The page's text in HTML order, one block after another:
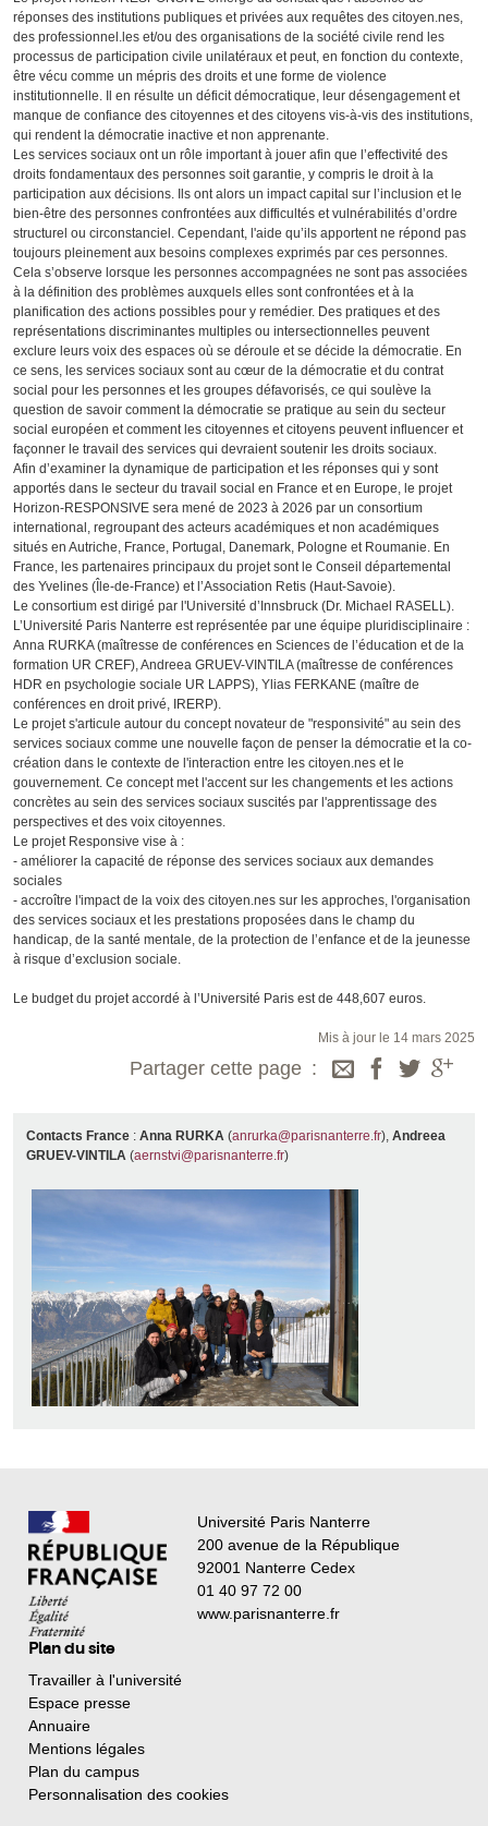
réponses des institutions publiques et privées aux requêtes des citoyen.nes,
des professionnel.les et/ou des organisations de la société civile rend les
processus de participation civile unilatéraux et peut, en fonction du contexte,
être vécu comme un mépris des droits et une forme de violence
institutionnelle. Il en résulte un déficit démocratique, leur désengagement et
manque de confiance des citoyennes et des citoyens vis-à-vis des institutions,
qui rendent la démocratie inactive et non apprenante.
Les services sociaux ont un rôle important à jouer afin que l’effectivité des
droits fondamentaux des personnes soit garantie, y compris le droit à la
participation aux décisions. Ils ont alors un impact capital sur l’inclusion et le
bien-être des personnes confrontées aux difficultés et vulnérabilités d’ordre
structurel ou circonstanciel. Cependant, l'aide qu’ils apportent ne répond pas
toujours pleinement aux besoins complexes exprimés par ces personnes.
Cela s’observe lorsque les personnes accompagnées ne sont pas associées
à la définition des problèmes auxquels elles sont confrontées et à la
planification des actions possibles pour y remédier. Des pratiques et des
représentations discriminantes multiples ou intersectionnelles peuvent
exclure leurs voix des espaces où se déroule et se décide la démocratie. En
ce sens, les services sociaux sont au cœur de la démocratie et du contrat
social pour les personnes et les groupes défavorisés, ce qui soulève la
question de savoir comment la démocratie se pratique au sein du secteur
social européen et comment les citoyennes et citoyens peuvent influencer et
façonner le travail des services qui devraient soutenir les droits sociaux.
Afin d’examiner la dynamique de participation et les réponses qui y sont
apportés dans le secteur du travail social en France et en Europe, le projet
Horizon-RESPONSIVE sera mené de 2023 à 2026 par un consortium
international, regroupant des acteurs académiques et non académiques
situés en Autriche, France, Portugal, Danemark, Pologne et Roumanie. En
France, les partenaires principaux du projet sont le Conseil départemental
des Yvelines (Île-de-France) et l’Association Retis (Haut-Savoie).
Le consortium est dirigé par l'Université d’Innsbruck (Dr. Michael RASELL).
L’Université Paris Nanterre est représentée par une équipe pluridisciplinaire :
Anna RURKA (maîtresse de conférences en Sciences de l’éducation et de la
formation UR CREF), Andreea GRUEV-VINTILA (maîtresse de conférences
HDR en psychologie sociale UR LAPPS), Ylias FERKANE (maître de
conférences en droit privé, IRERP).
Le projet s'articule autour du concept novateur de "responsivité" au sein des
services sociaux comme une nouvelle façon de penser la démocratie et la co-
création dans le contexte de l'interaction entre les citoyen.nes et le
gouvernement. Ce concept met l'accent sur les changements et les actions
concrètes au sein des services sociaux suscités par l'apprentissage des
perspectives et des voix citoyennes.
Le projet Responsive vise à :
- améliorer la capacité de réponse des services sociaux aux demandes
sociales
- accroître l'impact de la voix des citoyen.nes sur les approches, l'organisation
des services sociaux et les prestations proposées dans le champ du
handicap, de la santé mentale, de la protection de l’enfance et de la jeunesse
à risque d’exclusion sociale.
Le budget du projet accordé à l’Université Paris est de 448,607 euros.
Mis à jour le 14 mars 2025
Partager cette page
Contacts France : Anna RURKA (anrurka@parisnanterre.fr), Andreea
GRUEV-VINTILA (aernstvi@parisnanterre.fr)
Université Paris Nanterre
200 avenue de la République
92001 Nanterre Cedex
01 40 97 72 00
www.parisnanterre.fr
Plan du site
Travailler à l'université
Espace presse
Annuaire
Mentions légales
Plan du campus
Personnalisation des cookies